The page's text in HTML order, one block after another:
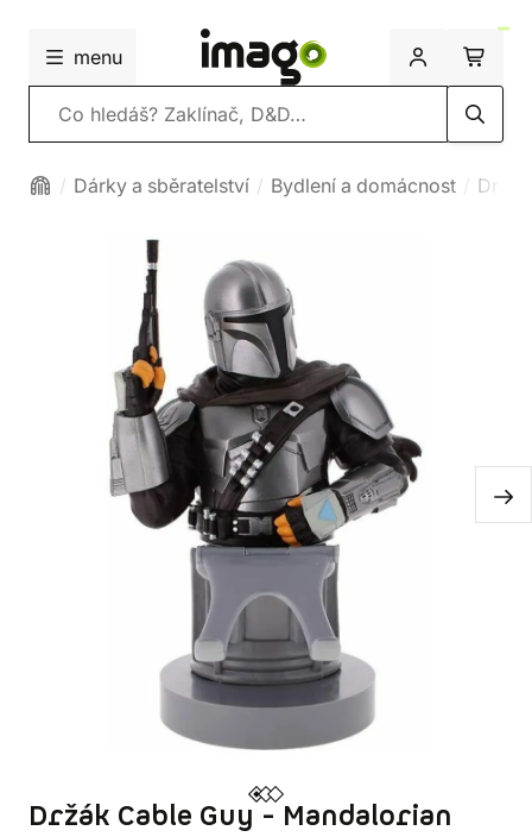
menu
Vyhledávání
Dárky a sběratelství Bydlení a domácnost
Držák Cable Guy - Mandalorian